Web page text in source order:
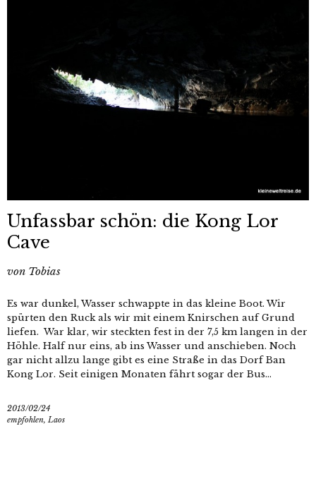
Unfassbar schön: die Kong Lor
Cave
von Tobias
Es war dunkel, Wasser schwappte in das kleine Boot. Wir
spürten den Ruck als wir mit einem Knirschen auf Grund
liefen. War klar, wir steckten fest in der 7,5 km langen in der
Höhle. Half nur eins, ab ins Wasser und anschieben. Noch
gar nicht allzu lange gibt es eine Straße in das Dorf Ban
Kong Lor. Seit einigen Monaten fährt sogar der Bus...
2013/02/24
empfohlen, Laos